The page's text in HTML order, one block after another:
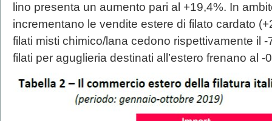
lino presenta un aumento pari al +19,4%. In
incrementano le vendite estere di filato cardato
filati misti chimico/lana cedono rispettivamente il
filati per aguglieria destinati all’estero frenano al -